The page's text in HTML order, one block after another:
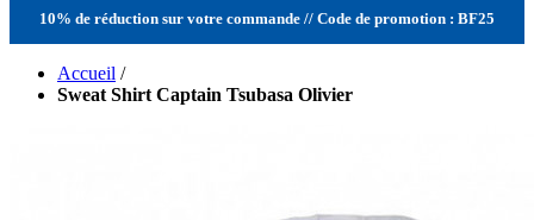
10% de réduction sur votre commande // Code de promotion : BF25
Accueil /
Sweat Shirt Captain Tsubasa Olivier